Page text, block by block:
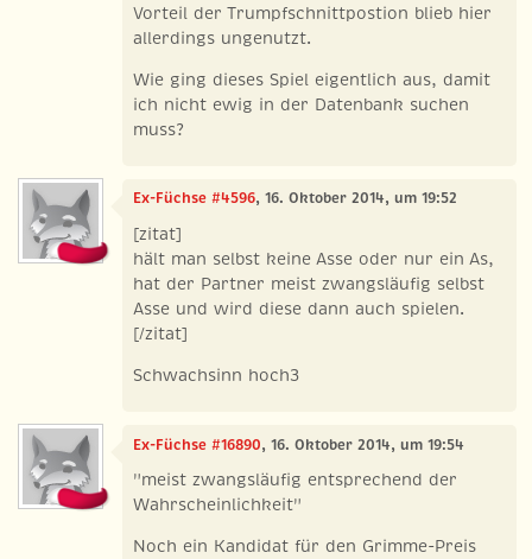
Vorteil der Trumpfschnittpostion blieb hier
allerdings ungenutzt.
Wie ging dieses Spiel eigentlich aus, damit
ich nicht ewig in der Datenbank suchen
muss?
Ex-Füchse #4596, 16. Oktober 2014, um 19:52
[zitat]
hält man selbst keine Asse oder nur ein As,
hat der Partner meist zwangsläufig selbst
Asse und wird diese dann auch spielen.
[/zitat]
Schwachsinn hoch3
Ex-Füchse #16890, 16. Oktober 2014, um 19:54
"meist zwangsläufig entsprechend der
Wahrscheinlichkeit"
Noch ein Kandidat für den Grimme-Preis